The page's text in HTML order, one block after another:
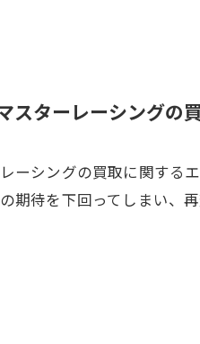
スターレーシングの
ーシングの買取に関する
期待を下回ってしまい、